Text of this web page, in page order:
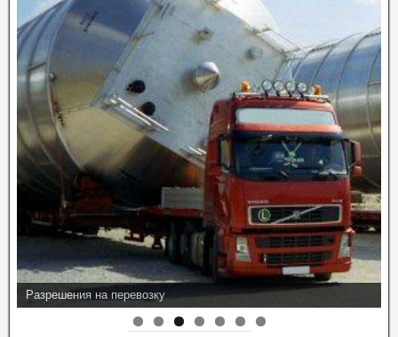
Разрешения на перевозку